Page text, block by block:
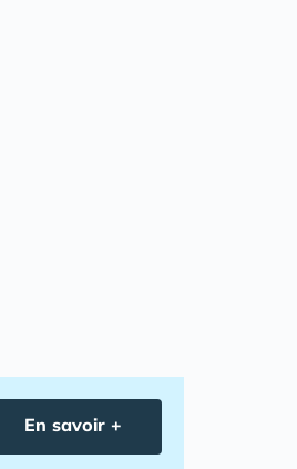
En savoir +